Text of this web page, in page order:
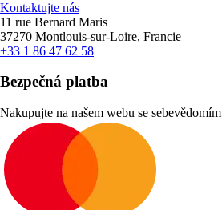
Kontaktujte nás
11 rue Bernard Maris
37270 Montlouis-sur-Loire, Francie
+33 1 86 47 62 58
Bezpečná platba
Nakupujte na našem webu se sebevědomím